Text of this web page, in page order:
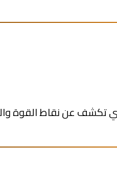
تكشف عن نقاط